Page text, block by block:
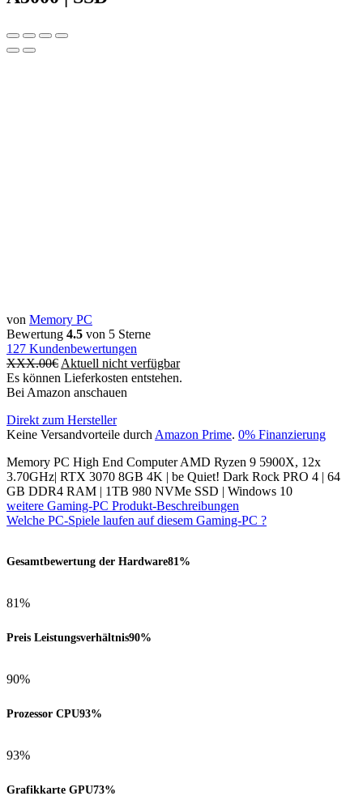
von Memory PC
Bewertung 4.5 von 5 Sterne
127 Kundenbewertungen
XXX.00€ Aktuell nicht verfügbar
Es können Lieferkosten entstehen.
Bei Amazon anschauen
Direkt zum Hersteller
Keine Versandvorteile durch Amazon Prime. 0% Finanzierung
Memory PC High End Computer AMD Ryzen 9 5900X, 12x
3.70GHz| RTX 3070 8GB 4K | be Quiet! Dark Rock PRO 4 | 64
GB DDR4 RAM | 1TB 980 NVMe SSD | Windows 10
weitere Gaming-PC Produkt-Beschreibungen
Welche PC-Spiele laufen auf diesem Gaming-PC ?
Gesamtbewertung der Hardware81%
81%
Preis Leistungsverhältnis90%
90%
Prozessor CPU93%
93%
Grafikkarte GPU73%